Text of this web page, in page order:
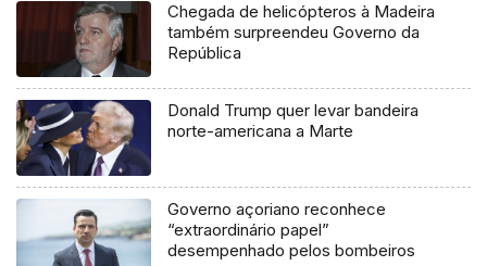
Chegada de helicópteros à Madeira
também surpreendeu Governo da
República
Donald Trump quer levar bandeira
norte-americana a Marte
Governo açoriano reconhece
“extraordinário papel”
desempenhado pelos bombeiros